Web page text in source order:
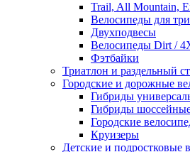
Trail, All Mountain,
Велосипеды для
Двухподвесы
Велосипеды Dirt /
Фэтбайки
Триатлон и раздельный
Городские и дорожные
Гибриды
Гибриды
Городские
Круизеры
Детские и подростковые